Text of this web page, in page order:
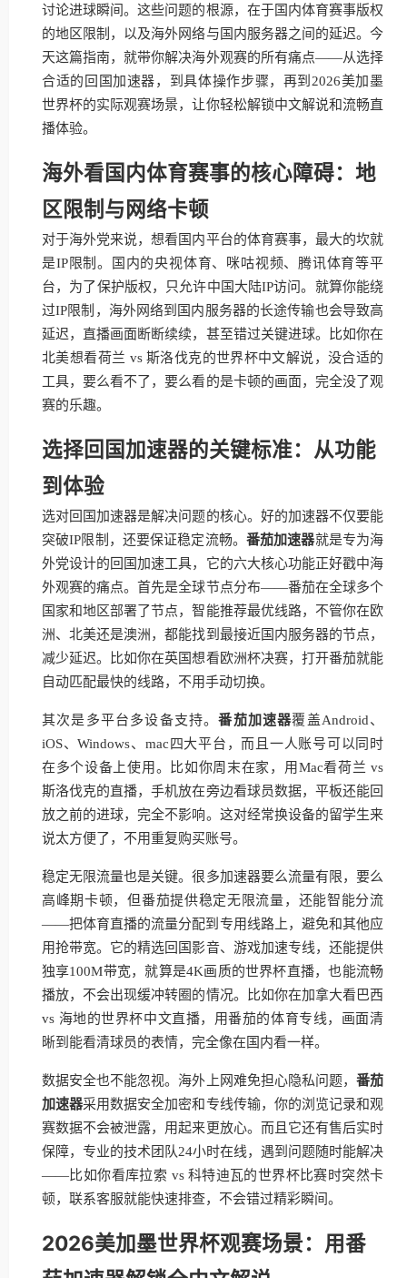
讨论进球瞬间。这些问题的根源，在于国内体育赛事版权
的地区限制，以及海外网络与国内服务器之间的延迟。今
天这篇指南，就带你解决海外观赛的所有痛点——从选择
合适的回国加速器，到具体操作步骤，再到2026美加墨
世界杯的实际观赛场景，让你轻松解锁中文解说和流畅直
播体验。
海外看国内体育赛事的核心障碍：地
区限制与网络卡顿
对于海外党来说，想看国内平台的体育赛事，最大的坎就
是IP限制。国内的央视体育、咪咕视频、腾讯体育等平
台，为了保护版权，只允许中国大陆IP访问。就算你能绕
过IP限制，海外网络到国内服务器的长途传输也会导致高
延迟，直播画面断断续续，甚至错过关键进球。比如你在
北美想看荷兰 vs 斯洛伐克的世界杯中文解说，没合适的
工具，要么看不了，要么看的是卡顿的画面，完全没了观
赛的乐趣。
选择回国加速器的关键标准：从功能
到体验
选对回国加速器是解决问题的核心。好的加速器不仅要能
突破IP限制，还要保证稳定流畅。 番茄加速器就是专为海
外党设计的回国加速工具，它的六大核心功能正好戳中海
外观赛的痛点。首先是全球节点分布——番茄在全球多个
国家和地区部署了节点，智能推荐最优线路，不管你在欧
洲、北美还是澳洲，都能找到最接近国内服务器的节点，
减少延迟。比如你在英国想看欧洲杯决赛，打开番茄就能
自动匹配最快的线路，不用手动切换。
其次是多平台多设备支持。番茄加速器覆盖Android、
iOS、Windows、mac四大平台，而且一人账号可以同时
在多个设备上使用。比如你周末在家，用Mac看荷兰 vs
斯洛伐克的直播，手机放在旁边看球员数据，平板还能回
放之前的进球，完全不影响。这对经常换设备的留学生来
说太方便了，不用重复购买账号。
稳定无限流量也是关键。很多加速器要么流量有限，要么
高峰期卡顿，但番茄提供稳定无限流量，还能智能分流
——把体育直播的流量分配到专用线路上，避免和其他应
用抢带宽。它的精选回国影音、游戏加速专线，还能提供
独享100M带宽，就算是4K画质的世界杯直播，也能流畅
播放，不会出现缓冲转圈的情况。比如你在加拿大看巴西
vs 海地的世界杯中文直播，用番茄的体育专线，画面清
晰到能看清球员的表情，完全像在国内看一样。
数据安全也不能忽视。海外上网难免担心隐私问题， 番茄
加速器采用数据安全加密和专线传输，你的浏览记录和观
赛数据不会被泄露，用起来更放心。而且它还有售后实时
保障，专业的技术团队24小时在线，遇到问题随时能解决
——比如你看库拉索 vs 科特迪瓦的世界杯比赛时突然卡
顿，联系客服就能快速排查，不会错过精彩瞬间。
2026美加墨世界杯观赛场景：用番